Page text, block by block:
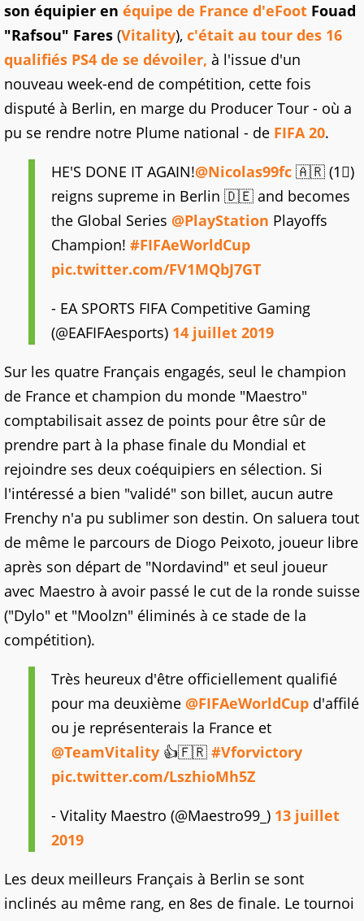
son équipier en équipe de France d'eFoot Fouad
"Rafsou" Fares (Vitality), c'était au tour des 16
qualifiés PS4 de se dévoiler, à l'issue d'un
nouveau week-end de compétition, cette fois
disputé à Berlin, en marge du Producer Tour - où a
pu se rendre notre Plume national - de FIFA 20.
HE'S DONE IT AGAIN!@Nicolas99fc 🇦🇷 (1⃣)
reigns supreme in Berlin 🇩🇪 and becomes
the Global Series @PlayStation Playoffs
Champion! #FIFAeWorldCup
pic.twitter.com/FV1MQbJ7GT
- EA SPORTS FIFA Competitive Gaming
(@EAFIFAesports) 14 juillet 2019
Sur les quatre Français engagés, seul le champion
de France et champion du monde "Maestro"
comptabilisait assez de points pour être sûr de
prendre part à la phase finale du Mondial et
rejoindre ses deux coéquipiers en sélection. Si
l'intéressé a bien "validé" son billet, aucun autre
Frenchy n'a pu sublimer son destin. On saluera tout
de même le parcours de Diogo Peixoto, joueur libre
après son départ de "Nordavind" et seul joueur
avec Maestro à avoir passé le cut de la ronde suisse
("Dylo" et "Moolzn" éliminés à ce stade de la
compétition).
Très heureux d'être officiellement qualifié
pour ma deuxième @FIFAeWorldCup d'affilé
ou je représenterais la France et
@TeamVitality 👍🇫🇷 #Vforvictory
pic.twitter.com/LszhioMh5Z
- Vitality Maestro (@Maestro99_) 13 juillet
2019
Les deux meilleurs Français à Berlin se sont
inclinés au même rang, en 8es de finale. Le tournoi